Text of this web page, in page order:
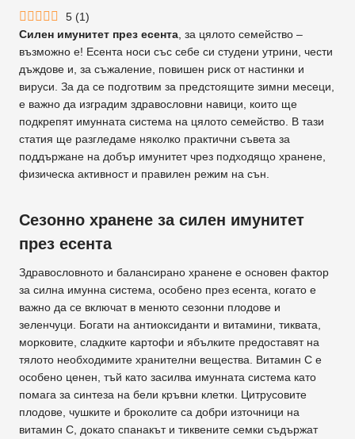
5 (1)
Силен имунитет през есента , за цялото семейство –
възможно е! Есента носи със себе си студени утрини, чести
дъждове и, за съжаление, повишен риск от настинки и
вируси. За да се подготвим за предстоящите зимни месеци,
е важно да изградим здравословни навици, които ще
подкрепят имунната система на цялото семейство. В тази
статия ще разгледаме няколко практични съвета за
поддържане на добър имунитет чрез подходящо хранене,
физическа активност и правилен режим на сън.
Сезонно хранене за силен имунитет
през есента
Здравословното и балансирано хранене е основен фактор
за силна имунна система, особено през есента, когато е
важно да се включат в менюто сезонни плодове и
зеленчуци. Богати на антиоксиданти и витамини, тиквата,
морковите, сладките картофи и ябълките предоставят на
тялото необходимите хранителни вещества. Витамин C е
особено ценен, тъй като засилва имунната система като
помага за синтеза на бели кръвни клетки. Цитрусовите
плодове, чушките и броколите са добри източници на
витамин C, докато спанакът и тиквените семки съдържат